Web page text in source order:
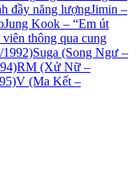
đầy năng lượngJimin –
Jung Kook – “Em út
thông qua cung
1992)Suga (Song Ngư –
RM (Xử Nữ –
V (Ma Kết –